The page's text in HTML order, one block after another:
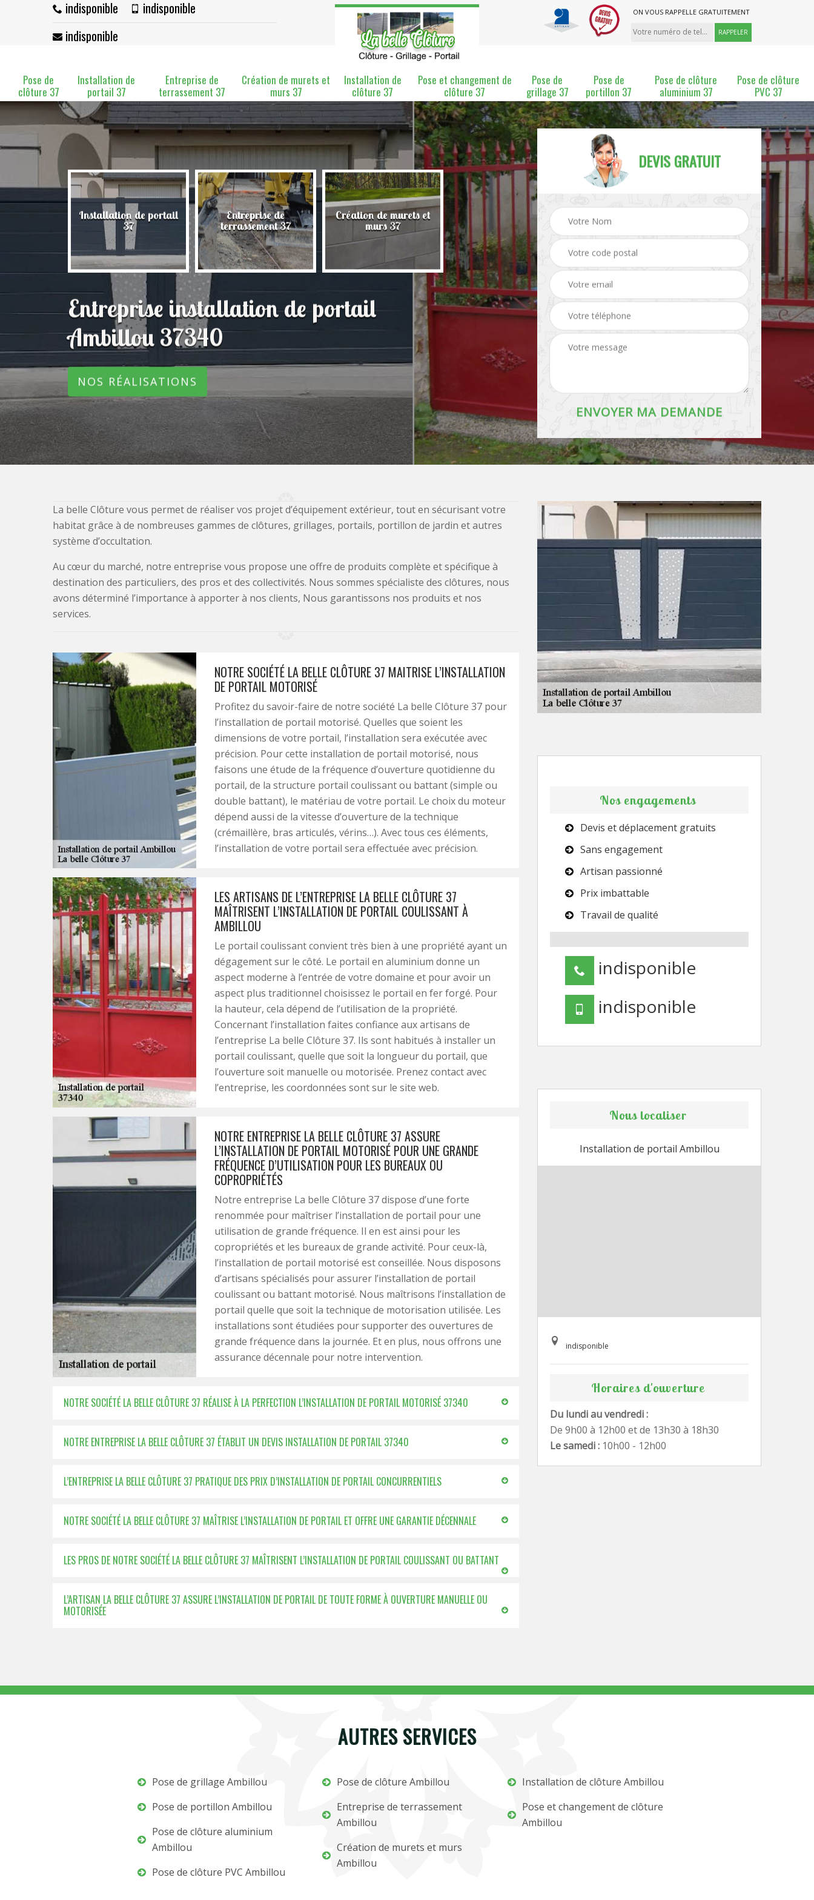
indisponible
indisponible
indisponible
ON VOUS RAPPELLE GRATUITEMENT
Pose de
clôture 37
Installation de
portail 37
Entreprise de
terrassement 37
Création de murets et
murs 37
Installation de
clôture 37
Pose et changement de
clôture 37
Pose de
grillage 37
Pose de
portillon 37
Pose de clôture
aluminium 37
Pose de clôture
PVC 37
Installation de portail
37
Entreprise de
terrassement 37
Création de murets et
murs 37
Installation de clôture
37
Pose et changement de Pose de grillage 37
Entreprise installation de portail
Ambillou 37340
NOS RÉALISATIONS
DEVIS GRATUIT
La belle Clôture vous permet de réaliser vos projet d’équipement extérieur, tout en sécurisant votre
habitat grâce à de nombreuses gammes de clôtures, grillages, portails, portillon de jardin et autres
système d’occultation.
Au cœur du marché, notre entreprise vous propose une offre de produits complète et spécifique à
destination des particuliers, des pros et des collectivités. Nous sommes spécialiste des clôtures, nous
avons déterminé l’importance à apporter à nos clients, Nous garantissons nos produits et nos
services.
NOTRE SOCIÉTÉ LA BELLE CLÔTURE 37 MAITRISE L’INSTALLATION
DE PORTAIL MOTORISÉ
Profitez du savoir-faire de notre société La belle Clôture 37 pour
l’installation de portail motorisé. Quelles que soient les
dimensions de votre portail, l’installation sera exécutée avec
précision. Pour cette installation de portail motorisé, nous
faisons une étude de la fréquence d’ouverture quotidienne du
portail, de la structure portail coulissant ou battant (simple ou
double battant), le matériau de votre portail. Le choix du moteur
dépend aussi de la vitesse d’ouverture de la technique
(crémaillère, bras articulés, vérins…). Avec tous ces éléments,
l’installation de votre portail sera effectuée avec précision.
LES ARTISANS DE L’ENTREPRISE LA BELLE CLÔTURE 37
MAÎTRISENT L’INSTALLATION DE PORTAIL COULISSANT À
AMBILLOU
Le portail coulissant convient très bien à une propriété ayant un
dégagement sur le côté. Le portail en aluminium donne un
aspect moderne à l’entrée de votre domaine et pour avoir un
aspect plus traditionnel choisissez le portail en fer forgé. Pour
la hauteur, cela dépend de l’utilisation de la propriété.
Concernant l’installation faites confiance aux artisans de
l’entreprise La belle Clôture 37. Ils sont habitués à installer un
portail coulissant, quelle que soit la longueur du portail, que
l’ouverture soit manuelle ou motorisée. Prenez contact avec
l’entreprise, les coordonnées sont sur le site web.
NOTRE ENTREPRISE LA BELLE CLÔTURE 37 ASSURE
L’INSTALLATION DE PORTAIL MOTORISÉ POUR UNE GRANDE
FRÉQUENCE D’UTILISATION POUR LES BUREAUX OU
COPROPRIÉTÉS
Notre entreprise La belle Clôture 37 dispose d’une forte
renommée pour maîtriser l’installation de portail pour une
utilisation de grande fréquence. Il en est ainsi pour les
copropriétés et les bureaux de grande activité. Pour ceux-là,
l’installation de portail motorisé est conseillée. Nous disposons
d’artisans spécialisés pour assurer l’installation de portail
coulissant ou battant motorisé. Nous maîtrisons l’installation de
portail quelle que soit la technique de motorisation utilisée. Les
installations sont étudiées pour supporter des ouvertures de
grande fréquence dans la journée. Et en plus, nous offrons une
assurance décennale pour notre intervention.
NOTRE SOCIÉTÉ LA BELLE CLÔTURE 37 RÉALISE À LA PERFECTION L’INSTALLATION DE PORTAIL MOTORISÉ 37340
NOTRE ENTREPRISE LA BELLE CLÔTURE 37 ÉTABLIT UN DEVIS INSTALLATION DE PORTAIL 37340
L’ENTREPRISE LA BELLE CLÔTURE 37 PRATIQUE DES PRIX D’INSTALLATION DE PORTAIL CONCURRENTIELS
NOTRE SOCIÉTÉ LA BELLE CLÔTURE 37 MAÎTRISE L’INSTALLATION DE PORTAIL ET OFFRE UNE GARANTIE DÉCENNALE
LES PROS DE NOTRE SOCIÉTÉ LA BELLE CLÔTURE 37 MAÎTRISENT L’INSTALLATION DE PORTAIL COULISSANT OU BATTANT
L’ARTISAN LA BELLE CLÔTURE 37 ASSURE L’INSTALLATION DE PORTAIL DE TOUTE FORME À OUVERTURE MANUELLE OU
MOTORISÉE
Nos engagements
Devis et déplacement gratuits
Sans engagement
Artisan passionné
Prix imbattable
Travail de qualité
indisponible
indisponible
Nous localiser
Installation de portail Ambillou
indisponible
Horaires d'ouverture
Du lundi au vendredi :
De 9h00 à 12h00 et de 13h30 à 18h30
Le samedi : 10h00 - 12h00
AUTRES SERVICES
Pose de grillage Ambillou
Pose de portillon Ambillou
Pose de clôture aluminium
Ambillou
Pose de clôture PVC Ambillou
Pose de clôture Ambillou
Entreprise de terrassement
Ambillou
Création de murets et murs
Ambillou
Installation de clôture Ambillou
Pose et changement de clôture
Ambillou